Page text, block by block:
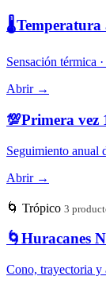
🌡️Temperatura
Sensación térmica
Abrir →
💯Primera vez
Seguimiento anual
Abrir →
🌀 Trópico 3
🌀Huracanes
Cono, trayectoria y